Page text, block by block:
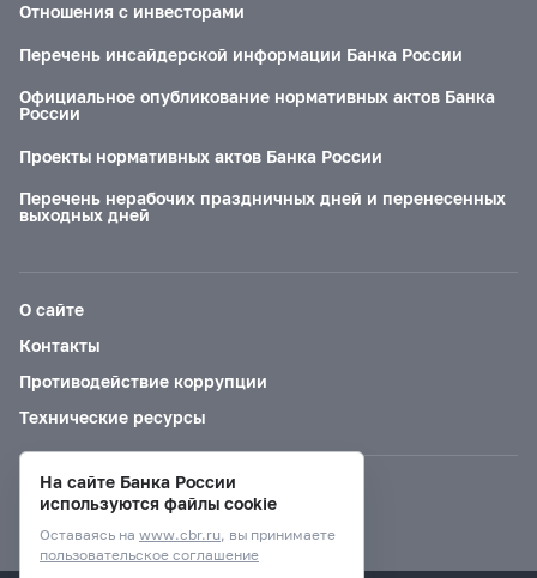
Отношения с инвесторами
Перечень инсайдерской информации Банка России
Официальное опубликование нормативных актов Банка
России
Проекты нормативных актов Банка России
Перечень нерабочих праздничных дней и перенесенных
выходных дней
О сайте
Контакты
Противодействие коррупции
Технические ресурсы
Версия для слабовидящих
На сайте Банка России
используются файлы cookie
Оставаясь на www.cbr.ru, вы принимаете
пользовательское соглашение